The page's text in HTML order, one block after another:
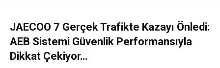
JAECOO 7 Gerçek Trafikte Kazayı Önledi:
AEB Sistemi Güvenlik Performansıyla
Dikkat Çekiyor…